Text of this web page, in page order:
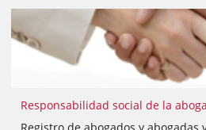
Responsabilidad social de la